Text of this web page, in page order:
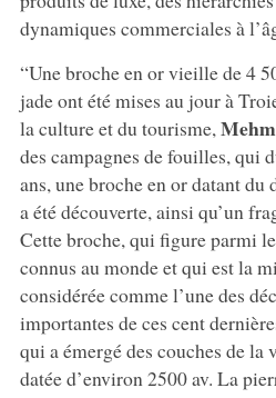
dynamiques commerciales à
“Une broche en or vieille de 4
jade ont été mises au jour à
la culture et du tourisme,
des campagnes de fouilles, qui
ans, une broche en or datant du
a été découverte, ainsi qu’un
Cette broche, qui figure parmi
connus au monde et qui est la
considérée comme l’une des
importantes de ces cent
qui a émergé des couches de
datée d’environ 2500 av. La